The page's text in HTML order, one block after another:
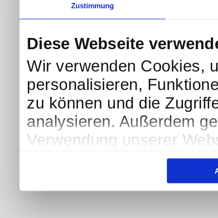
Zustimmung
Diese Webseite
Wir verwenden Cookies,
personalisieren,
zu können und die
analysieren. Außerdem
Verwendung unserer
soziale Medien,
Partner führen diese
weiteren Daten